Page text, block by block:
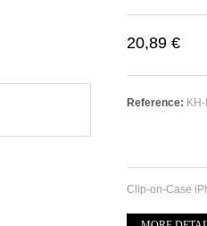
20,89 €
Reference:
Clip-on-Case